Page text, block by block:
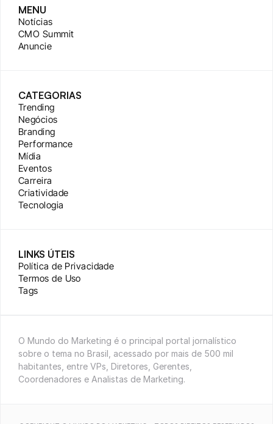
MENU
Notícias
CMO Summit
Anuncie
CATEGORIAS
Trending
Negócios
Branding
Performance
Mídia
Eventos
Carreira
Criatividade
Tecnologia
LINKS ÚTEIS
Política de Privacidade
Termos de Uso
Tags
O Mundo do Marketing é o principal portal jornalístico
sobre o tema no Brasil, acessado por mais de 500 mil
habitantes, entre VPs, Diretores, Gerentes,
Coordenadores e Analistas de Marketing.